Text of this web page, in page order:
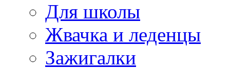
Для школы
Жвачка и леденцы
Зажигалки